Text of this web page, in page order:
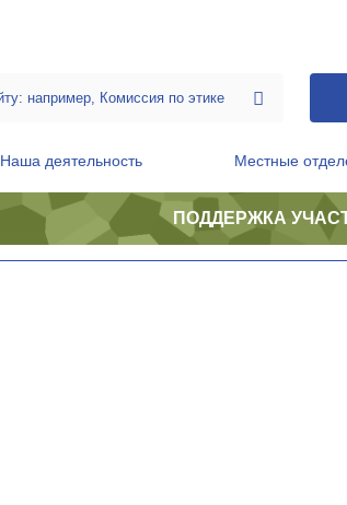
Наша деятельность Местные
ПОДДЕРЖКА